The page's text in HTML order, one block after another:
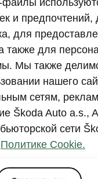
что мы
файлы
и
для
также для
Мы также
нашего
сетям,
Škoda Auto a.s.,
сети
Политике Cookie.